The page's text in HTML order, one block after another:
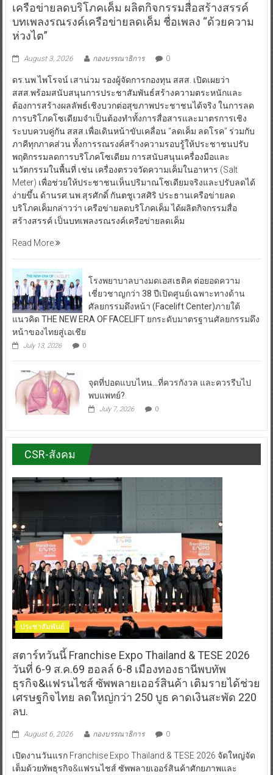
เครือข่ายลดบริโภคเค็ม ผลิตกิจกรรมสื่อสร้างสรรค์
บทเพลงรณรงค์เครือข่ายลดเค็ม ชื่อเพลง “ด้วยความ
ห่วงไต”
August 3, 2026 กองบรรณาธิการ 0
ดร.นพ.ไพโรจน์ เสาน่วม รองผู้จัดการกองทุน สสส. เปิดเผยว่า
สสส.พร้อมสนับสนุนการประชาสัมพันธ์สร้างความตระหนักและ
ต้องการสร้างผลลัพธ์เชิงบวกต่อสุขภาพประชาชนได้จริง ในการลด
การบริโภคโซเดียมจำเป็นต้องทำทั้งการสื่อสารและมาตรการเชิง
ระบบควบคู่กัน สสส.เพื่อเดินหน้าขับเคลื่อน “ลดเค็ม ลดโรค” ร่วมกับ
ภาคีทุกภาคส่วน ทั้งการรณรงค์สร้างความรอบรู้ให้ประชาชนปรับ
พฤติกรรมลดการบริโภคโซเดียม การสนับสนุนเครื่องมือและ
นวัตกรรมในพื้นที่ เช่น เครื่องตรวจวัดความเค็มในอาหาร (Salt
Meter) เพื่อช่วยให้ประชาชนเห็นปริมาณโซเดียมจริงและปรับลดได้
ง่ายขึ้น ด้านรศ.นพ.สุรศักดิ์ กันตชูเวสศิริ ประธานเครือข่ายลด
บริโภคเค็มกล่าวว่า เครือข่ายลดบริโภคเค็ม ได้ผลิตกิจกรรมสื่อ
สร้างสรรค์ เป็นบทเพลงรณรงค์เครือข่ายลดเค็ม
Read More
โรงพยาบาลบางมดเอสเธติค ต่อยอดความ
เชี่ยวชาญกว่า 38 ปีเปิดศูนย์เฉพาะทางด้าน
ศัลยกรรมดึงหน้า (Facelift Center)ภายใต้
แนวคิด THE NEW ERA OF FACELIFT ยกระดับมาตรฐานศัลยกรรมดึง
หน้าของไทยสู่เอเชีย
July 13, 2026 0
จุดที่ปอดแบบไหน…ที่ควรกังวล และควรรีบไป
พบแพทย์?
July 7, 2026 0
CSR-สังคม
ประชาสัมพันธ์
สตาร์ทวันนี้ Franchise Expo Thailand & TESE 2026
วันที่ 6-9 ส.ค.69 ฮอลล์ 6-8 เมืองทองธานีพบทัพ
ธุรกิจ&แฟรนไชส์ ซัพพลายเออร์สินค้า เติมรายได้ช่วย
เศรษฐกิจไทย ลดใหญ่กว่า 250 บูธ คาดเงินสะพัด 220
ลบ.
August 6, 2026 กองบรรณาธิการ 0
เปิดงานวันแรก Franchise Expo Thailand & TESE 2026 จัดใหญ่จัด
เต็มด้วยทัพธุรกิจ&แฟรนไชส์ ซัพพลายเออร์สินค้าศักยภาพและ